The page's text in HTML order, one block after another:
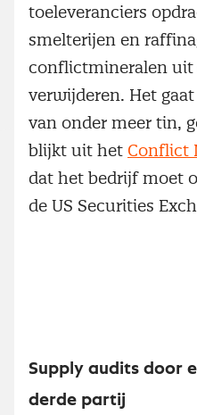
toeleveranciers
smelterijen en
conflictmineralen uit
verwijderen. Het
van onder meer tin,
blijkt uit het Conflict
dat het bedrijf moet
de US Securities
Supply audits door
derde partij